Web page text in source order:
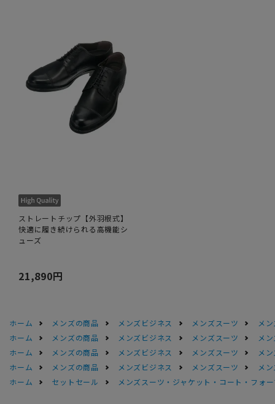
ストレートチップ【外羽根式】
快適に履き続けられる高機能シ
ューズ
21,890円
ホーム メンズの商品 メンズビジネス メンズスーツ
メ
ホーム
メンズの商品 メンズビジネス メンズスーツ
メ
ホーム
メンズの商品 メンズビジネス メンズスーツ
メ
ホーム
メンズの商品 メンズビジネス メンズスーツ
メ
ホーム
セットセール メンズスーツ・ジャケット・コート・フォ